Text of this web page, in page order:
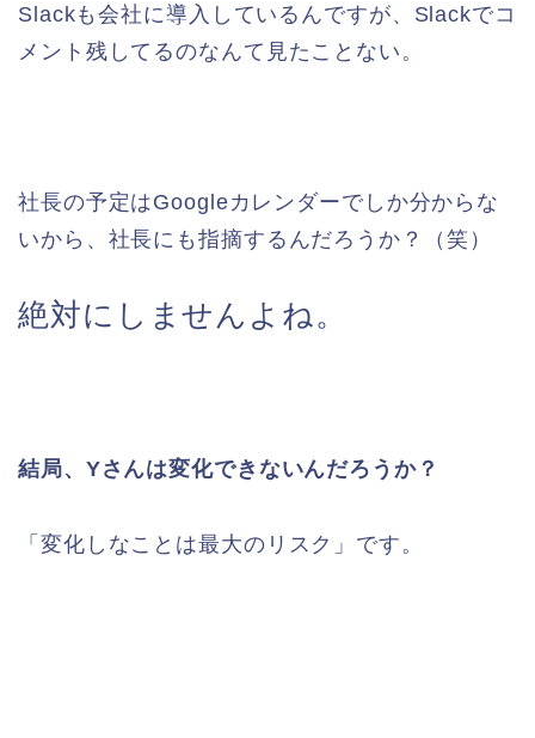
Slackも会社に導入しているんですが、Slackでコ
メント残してるのなんて見たことない。
社長の予定はGoogleカレンダーでしか分からな
いから、社長にも指摘するんだろうか？（笑）
絶対にしませんよね。
結局、Yさんは変化できないんだろうか？
「変化しなことは最大のリスク」です。